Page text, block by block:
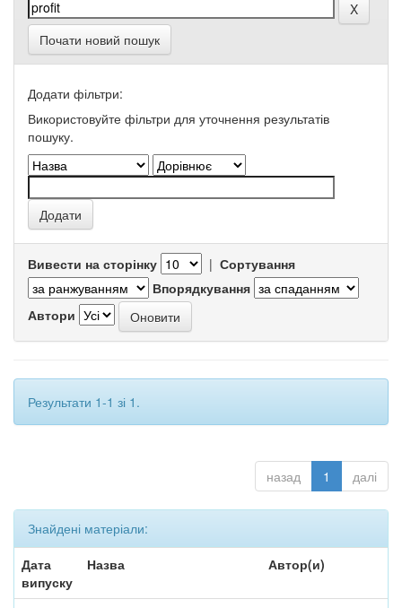
Почати новий пошук
Додати фільтри:
Використовуйте фільтри для уточнення результатів
пошуку.
Вивести на сторінку | Сортування
Впорядкування
Автори
Результати 1-1 зі 1.
назад 1 далі
Знайдені матеріали:
Дата
випуску
Назва Автор(и)